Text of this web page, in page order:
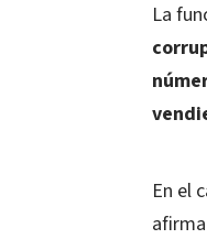
La
En el